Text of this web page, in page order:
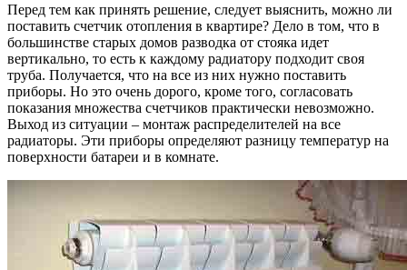
Перед тем как принять решение, следует выяснить, можно ли
поставить счетчик отопления в квартире? Дело в том, что в
большинстве старых домов разводка от стояка идет
вертикально, то есть к каждому радиатору подходит своя
труба. Получается, что на все из них нужно поставить
приборы. Но это очень дорого, кроме того, согласовать
показания множества счетчиков практически невозможно.
Выход из ситуации – монтаж распределителей на все
радиаторы. Эти приборы определяют разницу температур на
поверхности батареи и в комнате.